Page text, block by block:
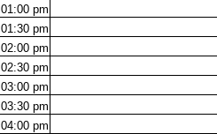
01:00 pm
01:30 pm
02:00 pm
02:30 pm
03:00 pm
03:30 pm
04:00 pm